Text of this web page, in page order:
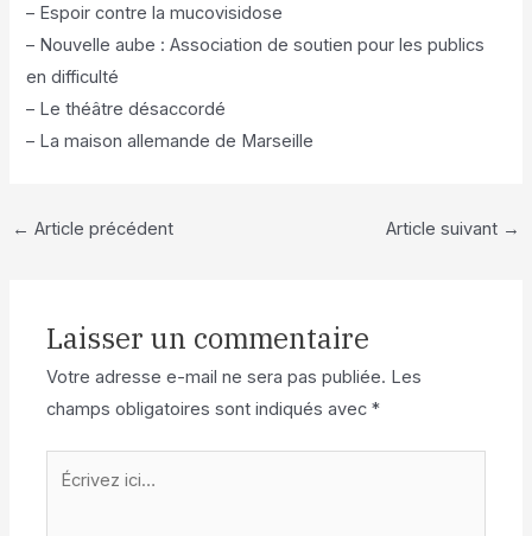
– Espoir contre la mucovisidose
– Nouvelle aube : Association de soutien pour les publics
en difficulté
– Le théâtre désaccordé
– La maison allemande de Marseille
← Article précédent Article suivant →
Laisser un commentaire
Votre adresse e-mail ne sera pas publiée. Les
champs obligatoires sont indiqués avec*
Écrivez